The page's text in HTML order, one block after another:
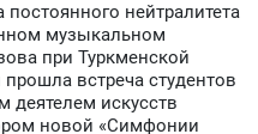
постоянного нейтралитета
музыкальном
при Туркменской
встреча студентов
искусств
новой «Симфонии